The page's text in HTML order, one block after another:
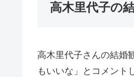
高木里代子の
高木里代子さんの結婚
もいいな」とコメント